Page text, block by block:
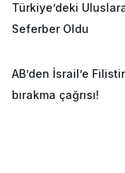
Türkiye’deki
Seferber Oldu
AB’den İsrail’e
bırakma çağrısı!